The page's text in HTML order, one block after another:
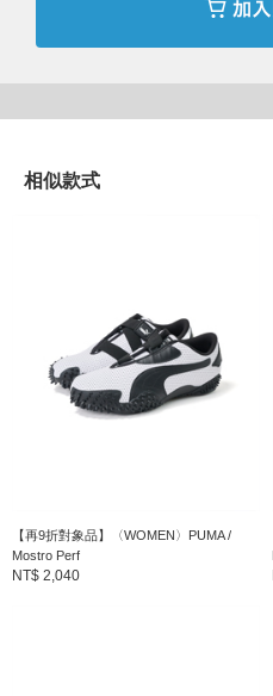
相似款式
【再9折對象品】〈WOMEN〉PUMA /
Mostro Perf
NT$ 2,040